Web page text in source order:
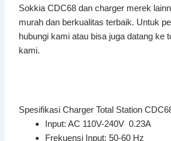
Sokkia CDC68 dan charger merek
murah dan berkualitas terbaik. Untuk
hubungi kami atau bisa juga datang ke
kami.
Spesifikasi Charger Total Station
Input: AC 110V-240V 0.23A
Frekuensi Input: 50-60 Hz